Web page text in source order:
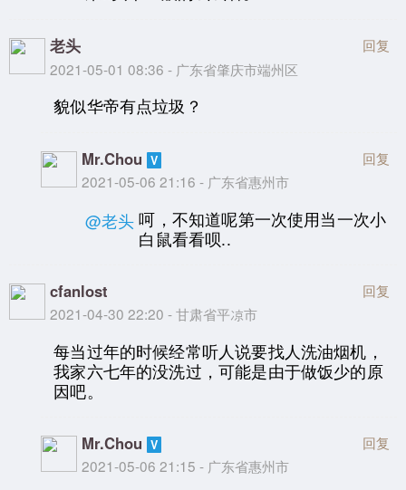
老头
2021-05-01 08:36 - 广东省肇庆市端州区
回复
貌似华帝有点垃圾？
Mr.Chou
2021-05-06 21:16 - 广东省惠州市
回复
@老头 呵，不知道呢第一次使用当一次小
白鼠看看呗..
cfanlost
2021-04-30 22:20 - 甘肃省平凉市
回复
每当过年的时候经常听人说要找人洗油烟机，
我家六七年的没洗过，可能是由于做饭少的原
因吧。
Mr.Chou
2021-05-06 21:15 - 广东省惠州市
回复